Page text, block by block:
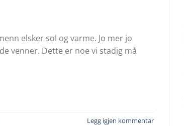
elsker sol og varme. Jo mer jo
venner. Dette er noe vi stadig må
Legg igjen kommentar